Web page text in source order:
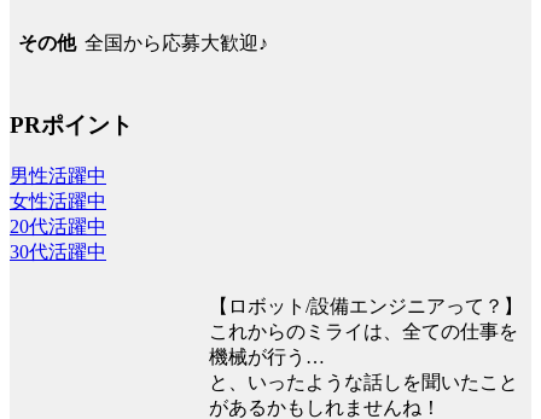
その他 全国から応募大歓迎♪
PRポイント
男性活躍中
女性活躍中
20代活躍中
30代活躍中
【ロボット/設備エンジニアって？】
これからのミライは、全ての仕事を
機械が行う…
と、いったような話しを聞いたこと
があるかもしれませんね！